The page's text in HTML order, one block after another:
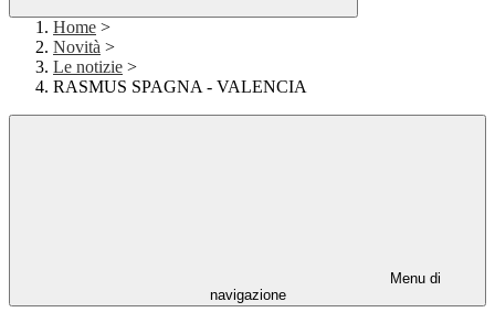
Home >
Novità >
Le notizie >
RASMUS SPAGNA - VALENCIA
Menu di
navigazione